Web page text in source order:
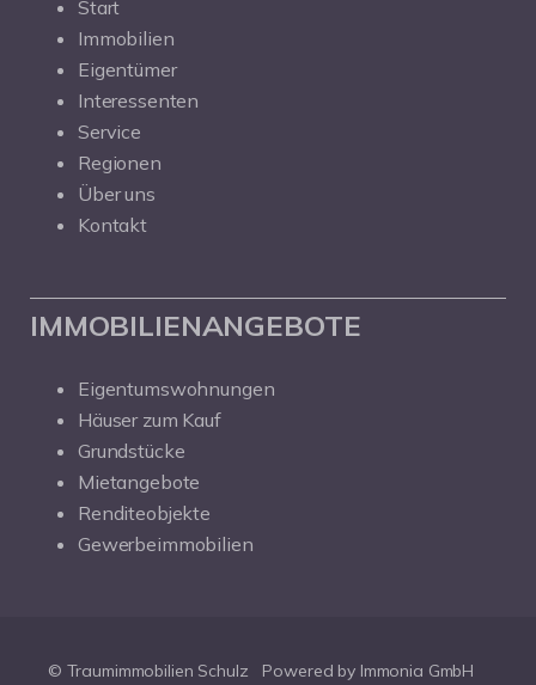
Start
Immobilien
Eigentümer
Interessenten
Service
Regionen
Über uns
Kontakt
IMMOBILIENANGEBOTE
Eigentumswohnungen
Häuser zum Kauf
Grundstücke
Mietangebote
Renditeobjekte
Gewerbeimmobilien
© Traumimmobilien Schulz Powered by Immonia GmbH